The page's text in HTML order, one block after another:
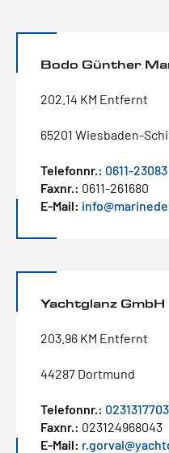
Bodo Günther
202.14 KM Entfernt
65201 Wiesbaden-
Telefonnr.: 0611-23083
Faxnr.: 0611-261680
E-Mail:
Yachtglanz GmbH
203.96 KM Entfernt
44287 Dortmund
Telefonnr.:
Faxnr.: 023124968043
E-Mail: